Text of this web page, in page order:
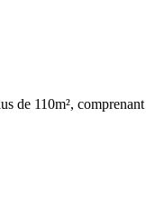
110m²,